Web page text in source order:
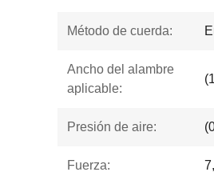
Método de cuerda:
Ancho del alambre
aplicable:
Presión de aire:
Fuerza: